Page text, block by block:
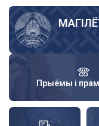
Skip
main
content
Прыёмы і